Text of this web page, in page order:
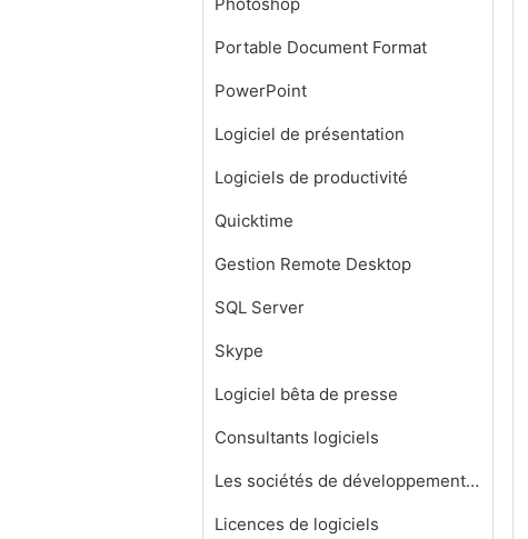
Portable Document Format
PowerPoint
Logiciel de présentation
Logiciels de productivité
Quicktime
Gestion Remote Desktop
SQL Server
Skype
Logiciel bêta de presse
Consultants logiciels
Les sociétés de développement de logiciels
Licences de logiciels